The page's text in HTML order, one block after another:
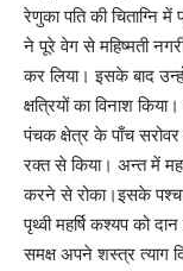
रेणुका पति की चिताग्नि
ने पूरे वेग से महिष्मती
कर लिया। इसके बाद
क्षत्रियों का विनाश
पंचक क्षेत्र के पाँच
रक्त से किया। अन्त में
करने से रोका।इसके
पृथ्वी महर्षि कश्यप को
समक्ष अपने शस्त्र त्याग